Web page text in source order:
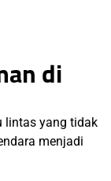
di
lintas yang tidak
menjadi